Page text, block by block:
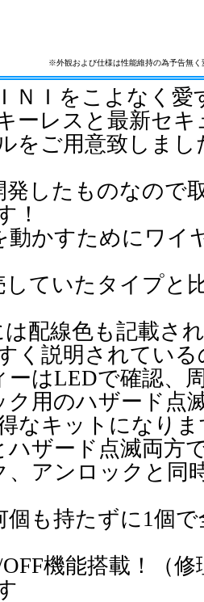
※外観および仕様は性能維持の為予告無く
ＮＩをこよなく
ーレスと最新セ
をご用意致しまし
発したものなので
！
動かすためにワイ
していたタイプと
配線色も記載さ
く説明されている
ーはLEDで確認、
ク用のハザード点
なキットになりま
ハザード点滅両方
、アンロックと同
個も持たずに1個
機能搭載！（